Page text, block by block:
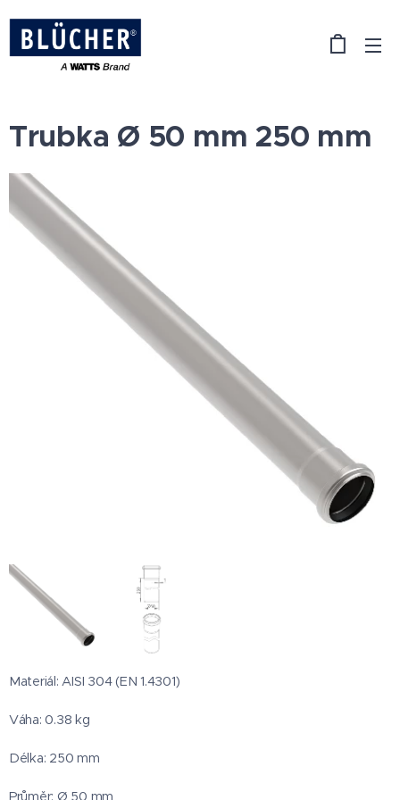
Trubka Ø 50 mm 250 mm
Materiál: AISI 304 (EN 1.4301)
Váha: 0.38 kg
Délka: 250 mm
Průměr: Ø 50 mm